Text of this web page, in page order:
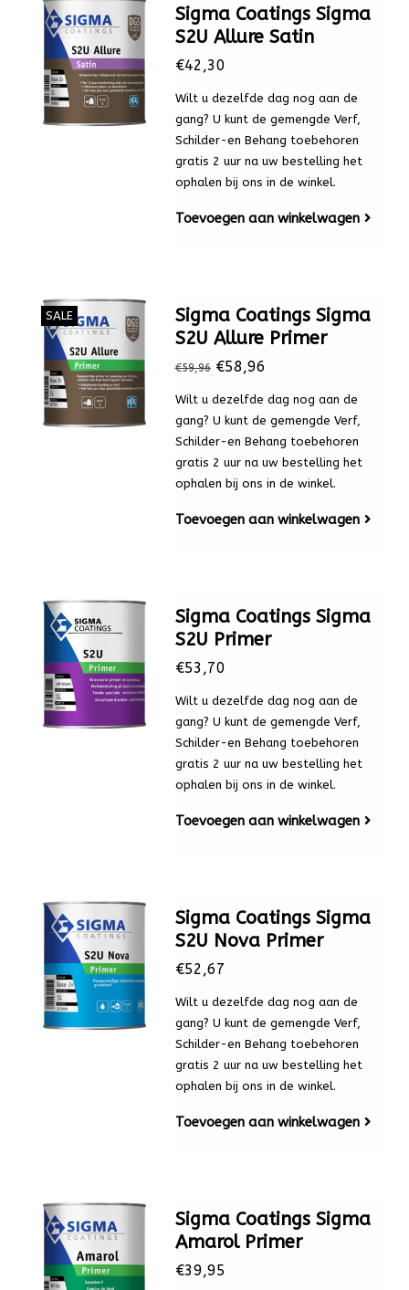
Sigma Coatings Sigma
S2U Allure Satin
€42,30
Wilt u dezelfde dag nog aan de
gang? U kunt de gemengde Verf,
Schilder-en Behang toebehoren
gratis 2 uur na uw bestelling het
ophalen bij ons in de winkel.
Toevoegen aan winkelwagen
SALE
Sigma Coatings Sigma
S2U Allure Primer
€59,96€58,96
Wilt u dezelfde dag nog aan de
gang? U kunt de gemengde Verf,
Schilder-en Behang toebehoren
gratis 2 uur na uw bestelling het
ophalen bij ons in de winkel.
Toevoegen aan winkelwagen
Sigma Coatings Sigma
S2U Primer
€53,70
Wilt u dezelfde dag nog aan de
gang? U kunt de gemengde Verf,
Schilder-en Behang toebehoren
gratis 2 uur na uw bestelling het
ophalen bij ons in de winkel.
Toevoegen aan winkelwagen
Sigma Coatings Sigma
S2U Nova Primer
€52,67
Wilt u dezelfde dag nog aan de
gang? U kunt de gemengde Verf,
Schilder-en Behang toebehoren
gratis 2 uur na uw bestelling het
ophalen bij ons in de winkel.
Toevoegen aan winkelwagen
Sigma Coatings Sigma
Amarol Primer
€39,95